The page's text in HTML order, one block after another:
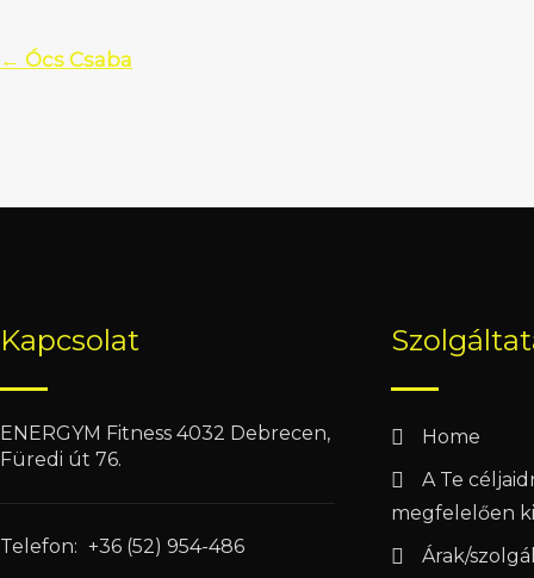
Post
navigation
← Ócs Csaba
Kapcsolat
ENERGYM Fitness 4032 Debrecen,
Füredi út 76.
Telefon: +36 (52) 954-486
Home
A Te
megfelelően
Árak/